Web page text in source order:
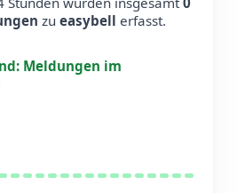
zu easybell erfasst.
Meldungen im